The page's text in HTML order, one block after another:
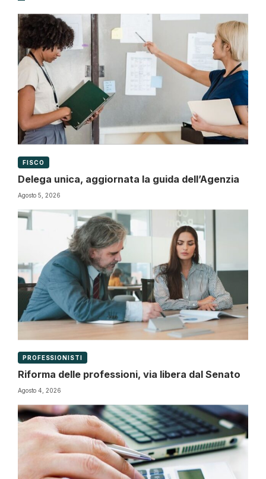
FISCO
Delega unica, aggiornata la guida dell’Agenzia
Agosto 5, 2026
PROFESSIONISTI
Riforma delle professioni, via libera dal Senato
Agosto 4, 2026